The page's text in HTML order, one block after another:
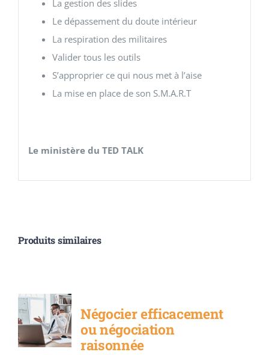
La gestion des slides
Le dépassement du doute intérieur
La respiration des militaires
Valider tous les outils
S’approprier ce qui nous met à l’aise
La mise en place de son S.M.A.R.T
Le ministère du TED TALK
Produits similaires
Négocier efficacement
ou négociation
raisonnée